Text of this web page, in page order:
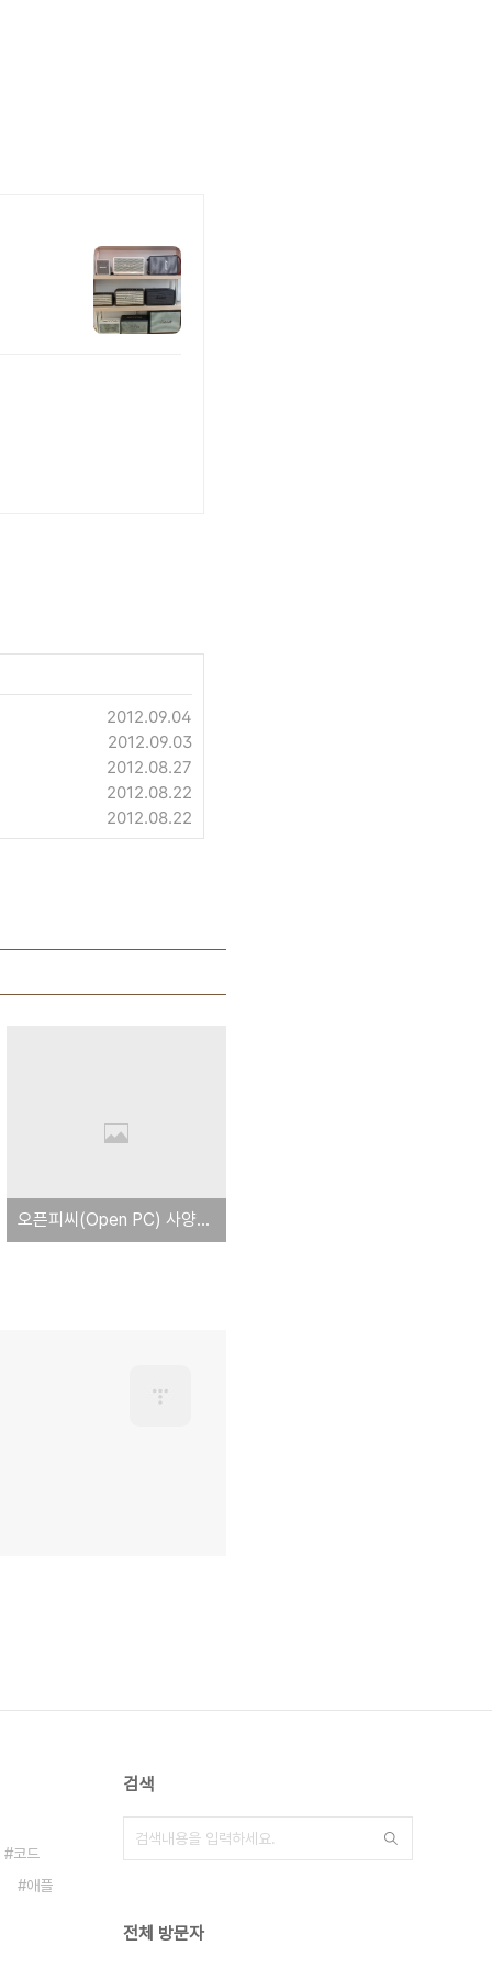
2012.09.04
2012.09.03
2012.08.27
2012.08.22
2012.08.22
오픈피씨(Open PC) 사양을 보여주는 hardinfo 보고서 전문
코드
애플
검색
전체 방문자